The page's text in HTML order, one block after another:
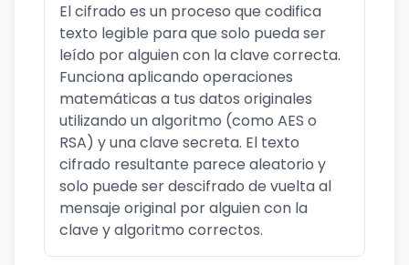
El cifrado es un proceso que codifica
texto legible para que solo pueda ser
leído por alguien con la clave correcta.
Funciona aplicando operaciones
matemáticas a tus datos originales
utilizando un algoritmo (como AES o
RSA) y una clave secreta. El texto
cifrado resultante parece aleatorio y
solo puede ser descifrado de vuelta al
mensaje original por alguien con la
clave y algoritmo correctos.